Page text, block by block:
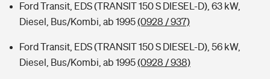
Ford Transit, EDS (TRANSIT 150 S DIESEL-D), 63 kW,
Diesel, Bus/Kombi, ab 1995(0928 / 937)
Ford Transit, EDS (TRANSIT 150 S DIESEL-D), 56 kW,
Diesel, Bus/Kombi, ab 1995(0928 / 938)